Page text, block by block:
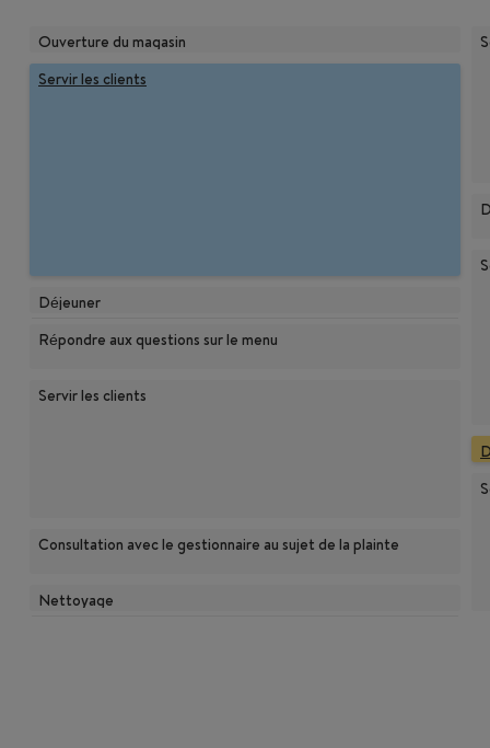
Ouverture du magasin
Servir les clients
Déjeuner
Répondre aux questions sur le menu
Servir les clients
Consultation avec le gestionnaire au sujet de la plainte
Nettoyage